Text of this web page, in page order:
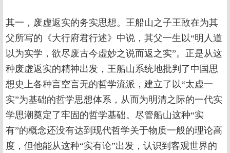
其一，废虚返实的务实思想。王船山之子王敔在为其
父所写的《大行府君行述》中说，其父一生以“明人道
以为实学，欲尽废古今虚妙之说而返之实”。正是从这
种废虚返实的精神出发，王船山系统地批判了中国思
想史上各种言空言无的哲学流派，建立了以“太虚一
实”为基础的哲学思想体系，从而为明清之际的一代实
学思潮奠定了牢固的哲学基础。尽管船山这种“实
有”的概念还没有达到现代哲学关于物质一般的理论高
度，但他能从这种“实有论”出发，认识到客观世界的